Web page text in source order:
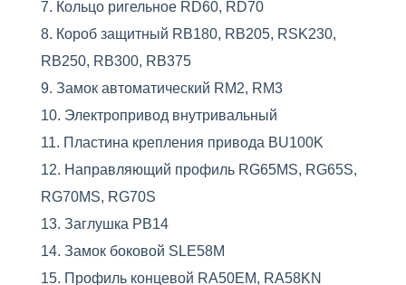
Кольцо ригельное RD60, RD70
Короб защитный RB180, RB205, RSK230,
RB250, RB300, RB375
Замок автоматический RM2, RM3
Электропривод внутривальный
Пластина крепления привода BU100K
Направляющий профиль RG65MS, RG65S,
RG70MS, RG70S
Заглушка PB14
Замок боковой SLE58M
Профиль концевой RA50EM, RA58KN